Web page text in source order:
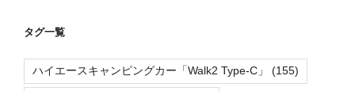
タグ一覧
ハイエースキャンピングカー「Walk2 Type-C」 (155)